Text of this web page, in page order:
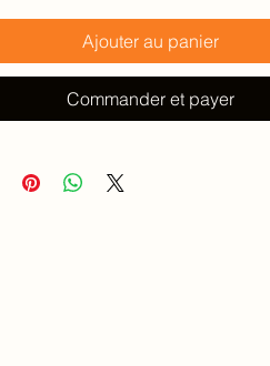
Ajouter au panier
Commander et payer